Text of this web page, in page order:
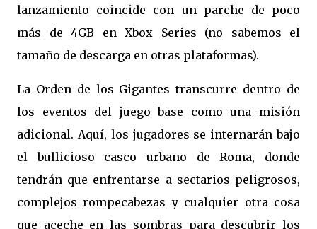
lanzamiento coincide con un parche de poco
más de 4GB en Xbox Series (no sabemos el
tamaño de descarga en otras plataformas).
La Orden de los Gigantes transcurre dentro de
los eventos del juego base como una misión
adicional. Aquí, los jugadores se internarán bajo
el bullicioso casco urbano de Roma, donde
tendrán que enfrentarse a sectarios peligrosos,
complejos rompecabezas y cualquier otra cosa
que aceche en las sombras para descubrir los